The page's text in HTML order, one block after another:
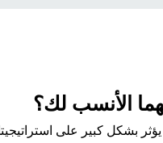
الأنسب لك؟
بشكل كبير على